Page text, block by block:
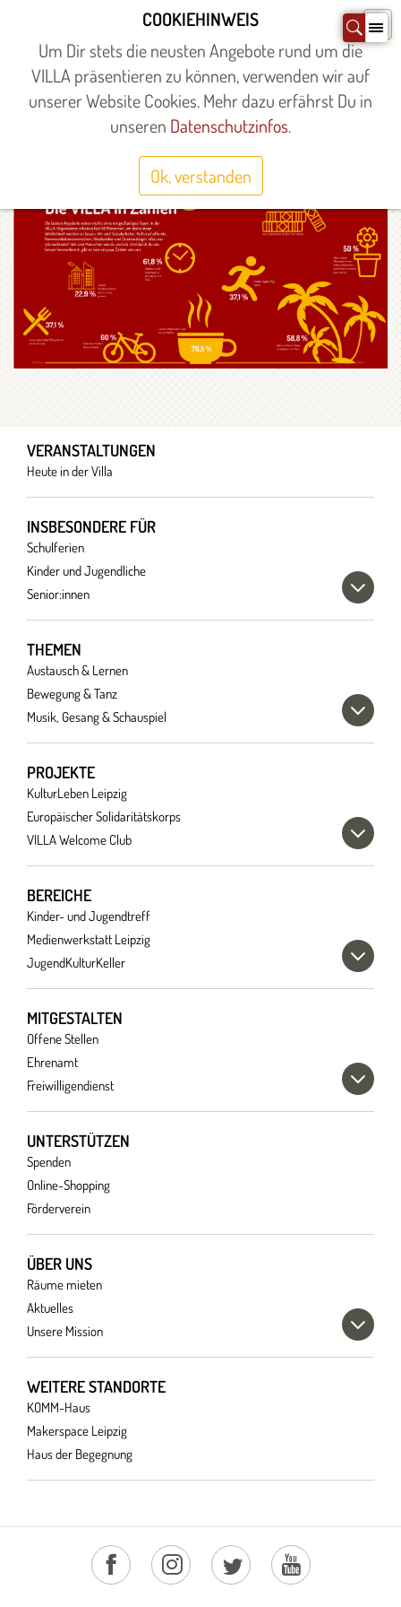
COOKIEHINWEIS
Um Dir stets die neusten Angebote rund um die
VILLA präsentieren zu können, verwenden wir auf
unserer Website Cookies. Mehr dazu erfährst Du in
unseren Datenschutzinfos.
Ok, verstanden
X
springen
Startseite»Über uns»Aktuelles»MITwirkungsheft»VILLA in
DIE VILLA IN ZAHLEN
VERANSTALTUNGEN
Heute in der Villa
INSBESONDERE FÜR
Schulferien
Kinder und Jugendliche
Senior:innen
THEMEN
Austausch & Lernen
Bewegung & Tanz
Musik, Gesang & Schauspiel
PROJEKTE
KulturLeben Leipzig
Europäischer Solidaritätskorps
VILLA Welcome Club
BEREICHE
Kinder- und Jugendtreff
Medienwerkstatt Leipzig
JugendKulturKeller
MITGESTALTEN
Offene Stellen
Ehrenamt
Freiwilligendienst
UNTERSTÜTZEN
Spenden
Online-Shopping
Förderverein
ÜBER UNS
Räume mieten
Aktuelles
Unsere Mission
WEITERE STANDORTE
KOMM-Haus
Makerspace Leipzig
Haus der Begegnung